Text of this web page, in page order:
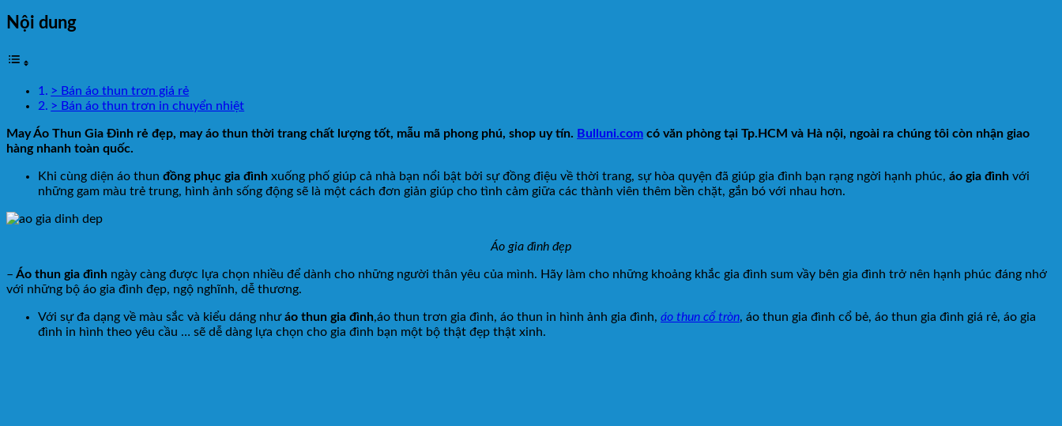
Nội dung
> Bán áo thun trơn giá rẻ
> Bán áo thun trơn in chuyển nhiệt
May Áo Thun Gia Đình rẻ đẹp, may áo thun thời trang chất lượng tốt, mẫu mã phong phú, shop uy tín. Bulluni.com có văn phòng tại Tp.HCM và Hà nội, ngoài ra chúng tôi còn nhận giao
hàng nhanh toàn quốc.
Khi cùng diện áo thun đồng phục gia đình xuống phố giúp cả nhà bạn nổi bật bởi sự đồng điệu về thời trang, sự hòa quyện đã giúp gia đình bạn rạng ngời hạnh phúc, áo gia đình với
những gam màu trẻ trung, hình ảnh sống động sẽ là một cách đơn giản giúp cho tình cảm giữa các thành viên thêm bền chặt, gắn bó với nhau hơn.
Áo gia đình đẹp
– Áo thun gia đình ngày càng được lựa chọn nhiều để dành cho những người thân yêu của mình. Hãy làm cho những khoảng khắc gia đình sum vầy bên gia đình trở nên hạnh phúc đáng nhớ
với những bộ áo gia đình đẹp, ngộ nghĩnh, dễ thương.
Với sự đa dạng về màu sắc và kiểu dáng nhưáo thun gia đình,áo thun trơn gia đình, áo thun in hình ảnh gia đình, áo thun cổ tròn, áo thun gia đình cổ bẻ, áo thun gia đình giá rẻ, áo gia
đình in hình theo yêu cầu … sẽ dễ dàng lựa chọn cho gia đình bạn một bộ thật đẹp thật xinh.